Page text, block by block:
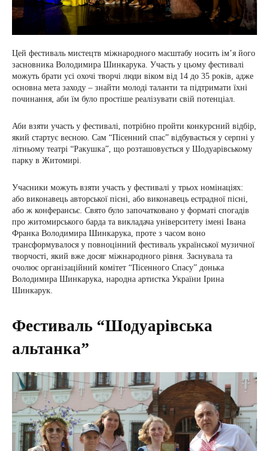
Цей фестиваль мистецтв міжнародного масштабу носить ім’я його
засновника Володимира Шинкарука. Участь у цьому фестивалі
можуть брати усі охочі творчі люди віком від 14 до 35 років, адже
основна мета заходу – знайти молоді таланти та підтримати їхні
починання, аби їм було простіше реалізувати свій потенціал.
Аби взяти участь у фестивалі, потрібно пройти конкурсний відбір,
який стартує весною. Сам “Пісенний спас” відбувається у серпні у
літньому театрі “Ракушка”, що розташовується у Шодуарівському
парку в Житомирі.
Учасники можуть взяти участь у фестивалі у трьох номінаціях:
або виконавець авторської пісні, або виконавець естрадної пісні,
або ж конферансьє. Свято було започатковано у форматі спогадів
про житомирського барда та викладача університету імені Івана
Франка Володимира Шинкарука, проте з часом воно
трансформувалося у повноцінний фестиваль української музичної
творчості, який вже досяг міжнародного рівня. Заснувала та
очолює організаційний комітет “Пісенного Спасу” донька
Володимира Шинкарука, народна артистка України Ірина
Шинкарук.
Фестиваль “Шодуарівська
альтанка”